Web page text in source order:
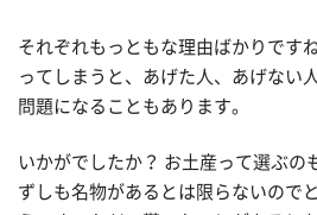
それぞれもっともな理由ばかりです
ってしまうと、あげた人、あげない
問題になることもあります。
いかがでしたか？ お土産って選ぶの
ずしも名物があるとは限らないので